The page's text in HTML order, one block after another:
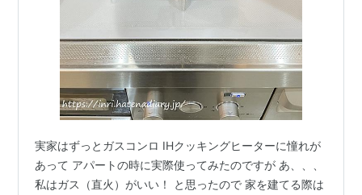
実家はずっとガスコンロ IHクッキングヒーターに憧れが
あって アパートの時に実際使ってみたのですが あ、、、
私はガス（直火）がいい！ と思ったので 家を建てる際は